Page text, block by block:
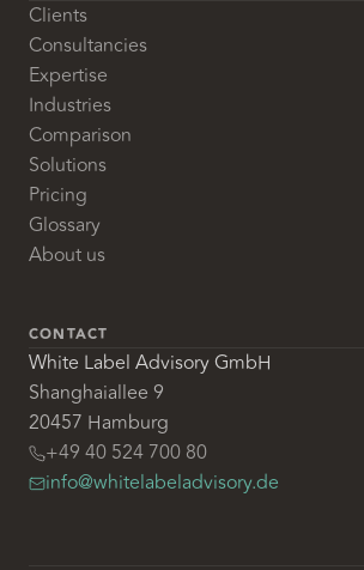
Clients
Consultancies
Expertise
Industries
Comparison
Solutions
Pricing
Glossary
About us
CONTACT
White Label Advisory GmbH
Shanghaiallee 9
20457 Hamburg
+49 40 524 700 80
info@whitelabeladvisory.de